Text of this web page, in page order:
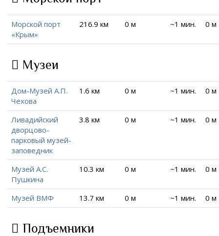
Морской порт
«Крым»
216.9 км 0 м ~1 мин. 0 м
Музеи
Дом-Музей А.П.
Чехова
1.6 км 0 м ~1 мин. 0 м
Ливадийский
дворцово-
парковый музей-
заповедник
3.8 км 0 м ~1 мин. 0 м
Музей А.С.
Пушкина
10.3 км 0 м ~1 мин. 0 м
Музей ВМФ 13.7 км 0 м ~1 мин. 0 м
Подъемники